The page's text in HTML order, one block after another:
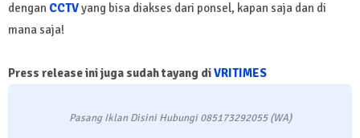
dengan CCTVyang bisa diakses dari ponsel, kapan saja dan di
mana saja!
Press release ini juga sudah tayang diVRITIMES
Pasang Iklan Disini Hubungi 085173292055 (WA)